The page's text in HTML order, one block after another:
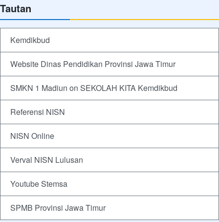
Tautan
Kemdikbud
Website Dinas Pendidikan Provinsi Jawa Timur
SMKN 1 Madiun on SEKOLAH KITA Kemdikbud
Referensi NISN
NISN Online
Verval NISN Lulusan
Youtube Stemsa
SPMB Provinsi Jawa Timur